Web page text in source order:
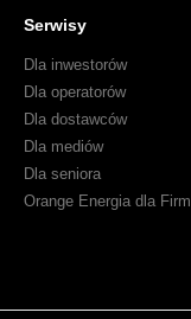
Serwisy
Dla inwestorów
Dla operatorów
Dla dostawców
Dla mediów
Dla seniora
Orange Energia dla Firm